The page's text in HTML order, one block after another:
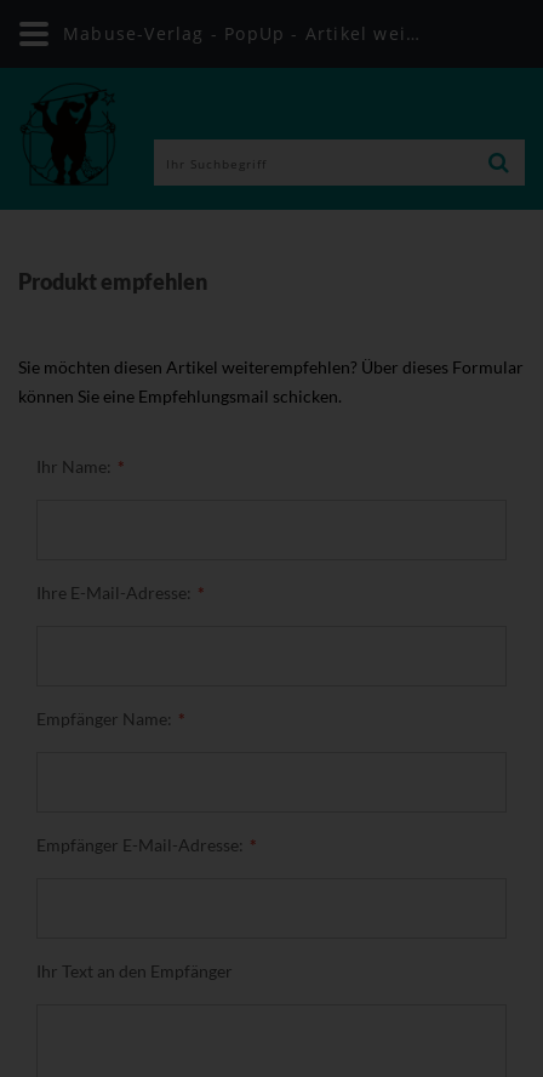
Produkt empfehlen
Sie möchten diesen Artikel weiterempfehlen? Über dieses Formular
können Sie eine Empfehlungsmail schicken.
Ihr Name:
Ihre E-Mail-Adresse:
Empfänger Name:
Empfänger E-Mail-Adresse:
Ihr Text an den Empfänger
Mabuse-Verlag - PopUp - Artikel weiterempfehlen